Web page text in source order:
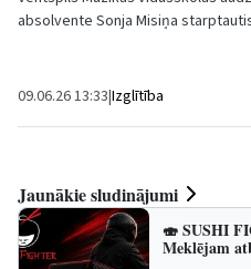
absolvente Sonja Misiņa
09.06.26 13:33|Izglītība
Jaunākie sludinājumi
🍣 SUSHI
Meklējam